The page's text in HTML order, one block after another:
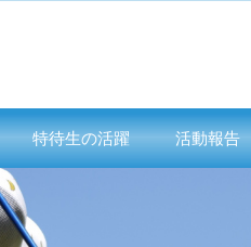
特待生の活躍 活動報告